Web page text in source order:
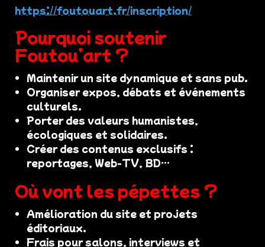
https://foutouart.fr/inscription/
Pourquoi soutenir
Foutou’art ?
Maintenir un site dynamique et sans pub.
Organiser expos, débats et événements
culturels.
Porter des valeurs humanistes,
écologiques et solidaires.
Créer des contenus exclusifs :
reportages, Web-TV, BD…
Où vont les pépettes ?
Amélioration du site et projets
éditoriaux.
Frais pour salons, interviews et